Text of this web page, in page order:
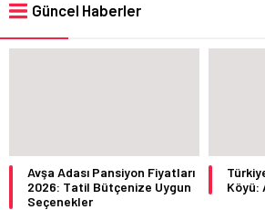
Güncel Haberler
Avşa Adası Pansiyon Fiyatları
2026: Tatil Bütçenize Uygun
Seçenekler
Köyü: